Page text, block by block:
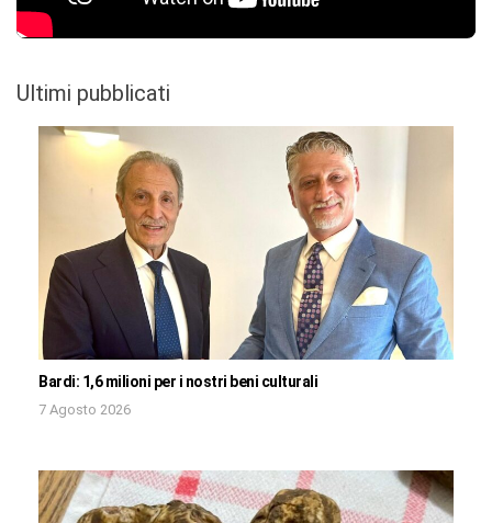
Ultimi pubblicati
Bardi: 1,6 milioni per i nostri beni culturali
7 Agosto 2026